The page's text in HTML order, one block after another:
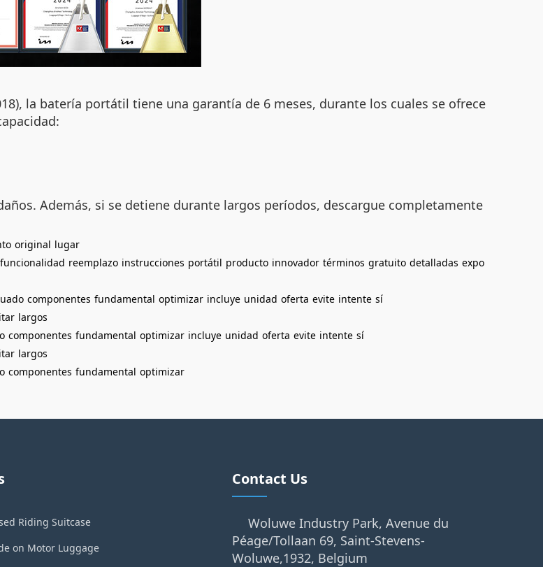
la batería portátil tiene una garantía de 6 meses, durante los cuales se ofrece
Además, si se detiene durante largos períodos, descargue completamente
original lugar
funcionalidad reemplazo instrucciones portátil producto innovador términos gratuito detalladas expo
componentes fundamental optimizar incluye unidad oferta evite intente sí
largos
componentes fundamental optimizar incluye unidad oferta evite intente sí
largos
componentes fundamental optimizar
Riding Suitcase
on Motor Luggage
Contact Us
Woluwe Industry Park, Avenue du
Péage/Tollaan 69, Saint-Stevens-
Woluwe,1932, Belgium